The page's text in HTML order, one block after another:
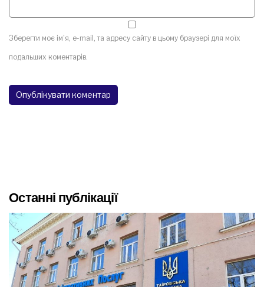
Зберегти моє ім'я, e-mail, та адресу сайту в цьому браузері для моїх
подальших коментарів.
Останні публікації